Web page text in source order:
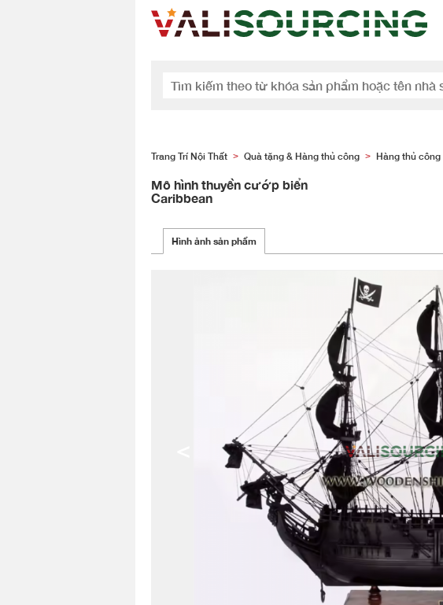
Trang Trí Nội Thất > Quà tặng & Hàng thủ công > Hàng thủ công
Mô hình thuyền cướp biển
Caribbean
Hình ảnh sản phẩm